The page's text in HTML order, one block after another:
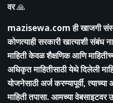
वर🙏
mazisewa.comही खाजगी
कोणत्याही सरकारी खात्याशी संबंध
माहिती केवळ शैक्षणिक आणि
अधिकृत माहितीसाठी येथे दिलेली
योजनेसाठी अर्ज करण्यापूर्वी,
माहिती तपासा. आमच्या वेबसाइटवर